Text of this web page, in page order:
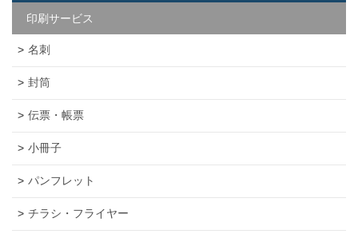
印刷サービス
名刺
封筒
伝票・帳票
小冊子
パンフレット
チラシ・フライヤー